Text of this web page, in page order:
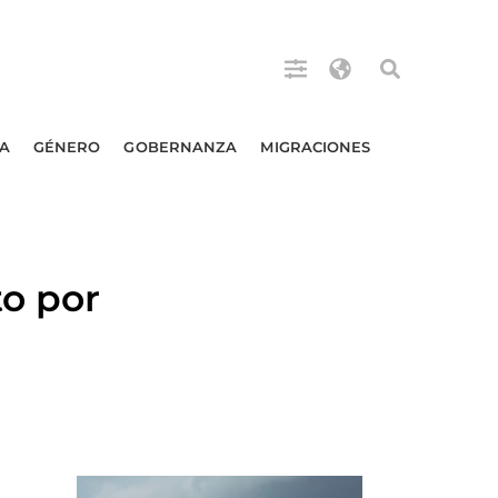
GÉNERO GOBERNANZA MIGRACIONES
por